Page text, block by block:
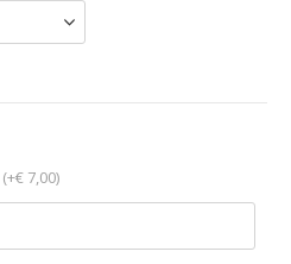
(+€ 7,00)